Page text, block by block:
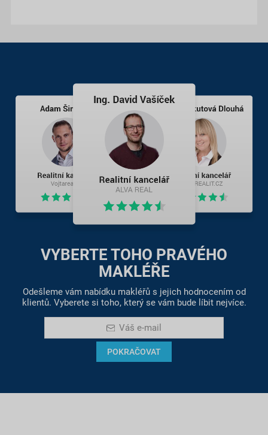
VYBERTE TOHO PRAVÉHO
MAKLÉŘE
Odešleme vám nabídku makléřů s jejich hodnocením od
klientů. Vyberete si toho, který se vám bude líbit nejvíce.
Váš e-mail
POKRAČOVAT